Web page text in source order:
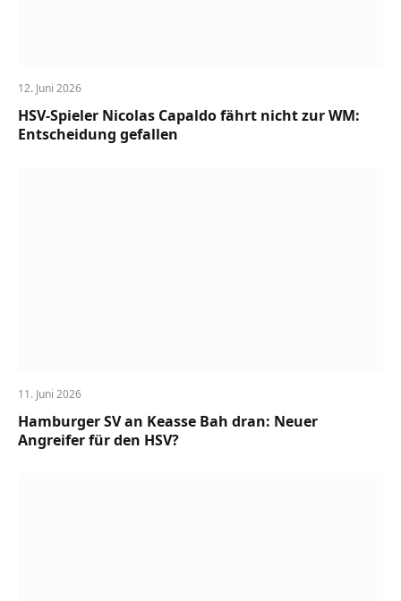
12. Juni 2026
HSV-Spieler Nicolas Capaldo fährt nicht zur WM:
Entscheidung gefallen
11. Juni 2026
Hamburger SV an Keasse Bah dran: Neuer
Angreifer für den HSV?